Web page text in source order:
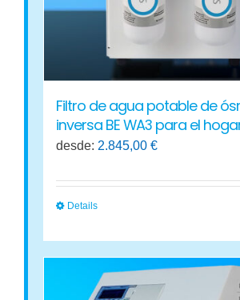
Filtro de agua potable de
inversa BE WA3 para el
desde: 2.845,00€
Details
producto
múltiples